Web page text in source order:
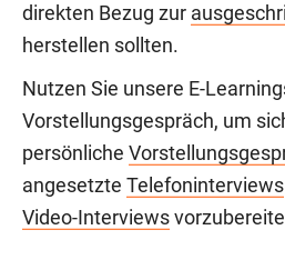
direkten Bezug zur
herstellen sollten.
Nutzen Sie unsere E-
Vorstellungsgespräch, um
persönliche
angesetzte Telefoninterviews
Video-Interviews